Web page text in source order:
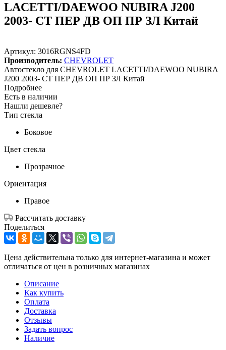
LACETTI/DAEWOO NUBIRA J200
2003- СТ ПЕР ДВ ОП ПР ЗЛ Китай
Артикул: 3016RGNS4FD
Производитель: CHEVROLET
Автостекло для CHEVROLET LACETTI/DAEWOO NUBIRA
J200 2003- СТ ПЕР ДВ ОП ПР ЗЛ Китай
Подробнее
Есть в наличии
Нашли дешевле?
Тип стекла
Боковое
Цвет стекла
Прозрачное
Ориентация
Правое
Рассчитать доставку
Поделиться
Цена действительна только для интернет-магазина и может
отличаться от цен в розничных магазинах
Описание
Как купить
Оплата
Доставка
Отзывы
Задать вопрос
Наличие